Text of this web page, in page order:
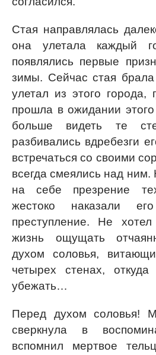
Стая направлялась
она улетала каждый
появлялись первые
зимы. Сейчас стая
улетал из этого города,
прошла в ожидании
больше видеть те
разбивались вдребезги
встречаться со своими
всегда смеялись над
на себе презрение
жестоко наказали
преступление. Не
жизнь ощущать
духом соловья,
четырех стенах,
убежать…
Перед духом соловья!
сверкнула в
вспомнил мертвое